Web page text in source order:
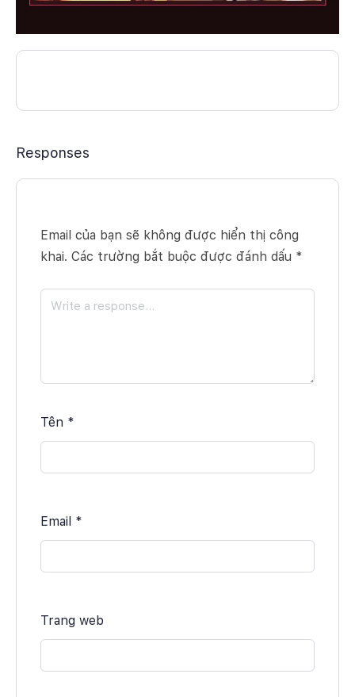
Responses
Email của bạn sẽ không được hiển thị công
khai. Các trường bắt buộc được đánh dấu *
Tên *
Email *
Trang web